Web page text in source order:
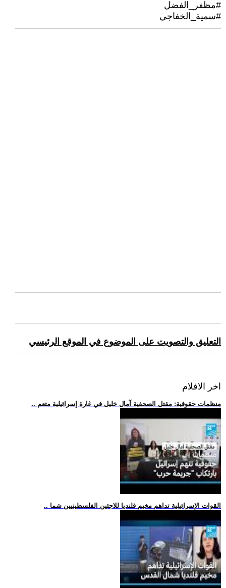
#مظفر_الفضل
#سمية_الخفاجي
التعليق والتصويت على الموضوع في الموقع الرئيسي
اخر الافلام
.. منظمات حقوقية: مقتل الصحفية آمال خليل في غارة إسرائيلية متعم
.. القوات الإسرائيلية تداهم مخيم قلنديا للاجئين الفلسطينيين شما